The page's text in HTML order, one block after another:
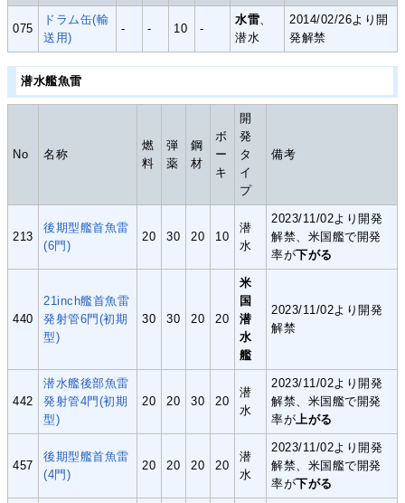
075
ドラム缶(輸
送用)
- - 10 -
水雷、
潜水
2014/02/26より開
発解禁
潜水艦魚雷
No 名称
燃
料
弾
薬
鋼
材
ボ
ー
キ
開
発
タ
イ
プ
備考
213
後期型艦首魚雷
(6門)
20 30 20 10
潜
水
2023/11/02より開発
解禁、米国艦で開発
率が下がる
440
21inch艦首魚雷
発射管6門(初期
型)
30 30 20 20
米
国
潜
水
艦
2023/11/02より開発
解禁
442
潜水艦後部魚雷
発射管4門(初期
型)
20 20 30 20
潜
水
2023/11/02より開発
解禁、米国艦で開発
率が 上がる
457
後期型艦首魚雷
(4門)
20 20 20 20
潜
水
2023/11/02より開発
解禁、米国艦で開発
率が下がる